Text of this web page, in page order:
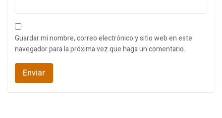
Guardar mi nombre, correo electrónico y sitio web en este
navegador para la próxima vez que haga un comentario.